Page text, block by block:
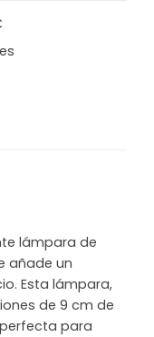
lámpara de
añade un
Esta lámpara,
de 9 cm de
para